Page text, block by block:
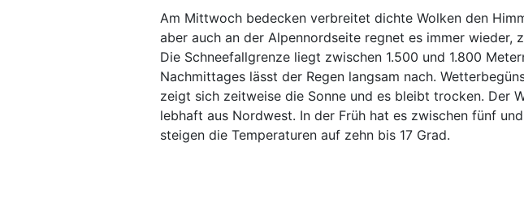
Am Mittwoch bedecken verbreitet dichte Wolken den
aber auch an der Alpennordseite regnet es immer wieder,
Die Schneefallgrenze liegt zwischen 1.500 und 1.800
Nachmittages lässt der Regen langsam nach.
zeigt sich zeitweise die Sonne und es bleibt trocken. Der
lebhaft aus Nordwest. In der Früh hat es zwischen fünf
steigen die Temperaturen auf zehn bis 17 Grad.